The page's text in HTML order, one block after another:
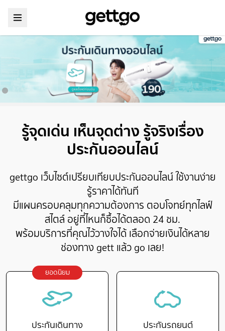
รู้จุดเด่น เห็นจุดต่าง รู้จริงเรื่อง
ประกันออนไลน์
gettgo เว็บไซต์เปรียบเทียบประกันออนไลน์ ใช้งานง่าย
รู้ราคาได้ทันที
มีแผนครอบคลุมทุกความต้องการ ตอบโจทย์ทุกไลฟ์
สไตล์ อยู่ที่ไหนก็ซื้อได้ตลอด 24 ชม.
พร้อมบริการที่คุณไว้วางใจได้ เลือกจ่ายเงินได้หลาย
ช่องทาง gett แล้ว go เลย!
ยอดนิยม
ประกันเดินทาง ประกันรถยนต์